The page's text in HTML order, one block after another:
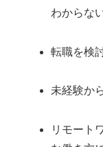
わからな
転職を検
未経験か
リモート